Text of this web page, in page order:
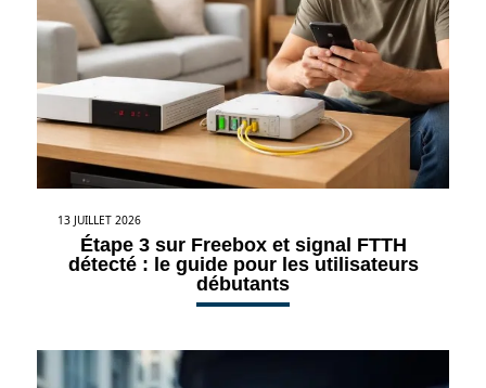
13 JUILLET 2026
Étape 3 sur Freebox et signal FTTH
détecté : le guide pour les utilisateurs
débutants